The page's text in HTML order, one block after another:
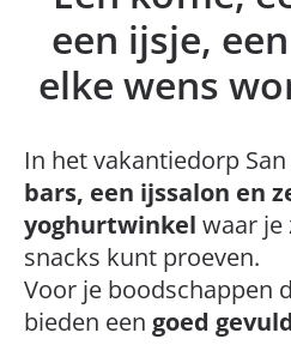
een ijsje,
elke wens
In het vakantiedorp
bars, een ijssalon en
yoghurtwinkel waar je
snacks kunt proeven.
Voor je boodschappen
bieden een goed